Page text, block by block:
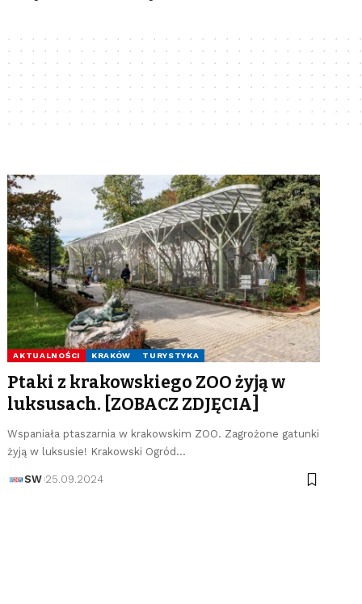
AKTUALNOŚCI KRAKÓW TURYSTYKA
Ptaki z krakowskiego ZOO żyją w
luksusach. [ZOBACZ ZDJĘCIA]
Wspaniała ptaszarnia w krakowskim ZOO. Zagrożone gatunki
żyją w luksusie! Krakowski Ogród…
SW 25.09.2024